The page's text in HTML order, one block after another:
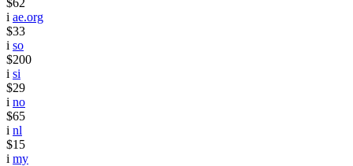
$62
i ae.org
$33
i so
$200
i si
$29
i no
$65
i nl
$15
i my